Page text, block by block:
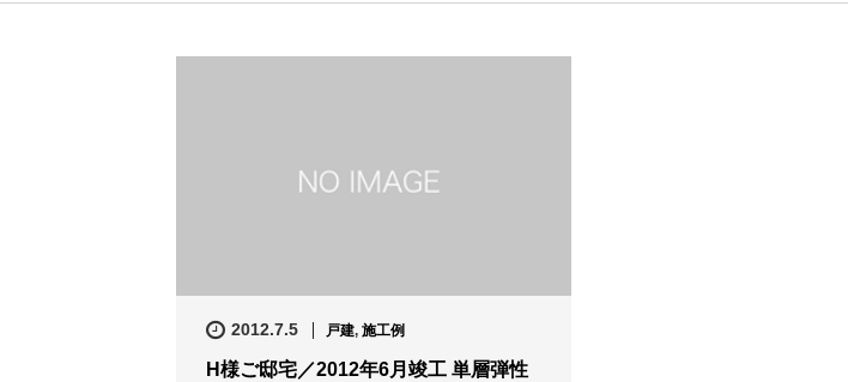
2012.7.5 戸建, 施工例
H様ご邸宅／2012年6月竣工 単層弾性